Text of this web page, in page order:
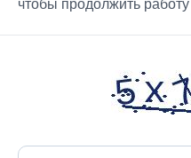
чтобы продолжить